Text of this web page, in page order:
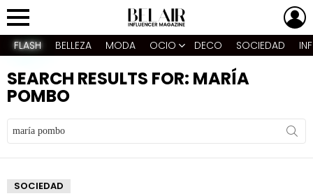
Menu
FLASH BELLEZA MODA OCIO DECO SOCIEDAD
SEARCH RESULTS FOR: MARÍA
POMBO
Search
for:
SOCIEDAD